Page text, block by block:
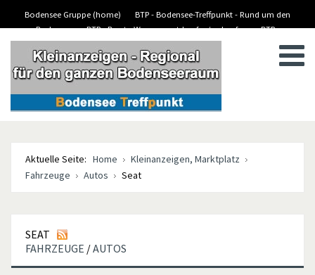
Bodensee Gruppe (home)
BTP - Bodensee-Treffpunkt - Rund um den
Bodensee
BTP - Boote-Wassersport-kaufen/verkaufen
BTP -
BTP - Kleinanzeigen
Aktuelle Seite: Home
Kleinanzeigen, Marktplatz
Fahrzeuge
Autos Seat
SEAT
FAHRZEUGE /AUTOS